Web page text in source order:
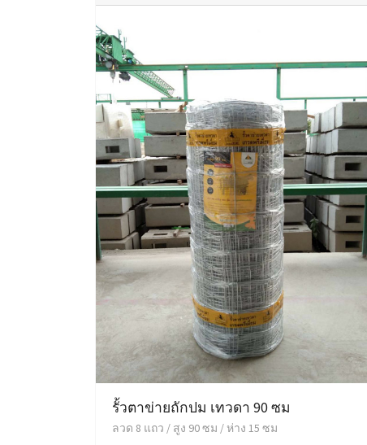
รั้วตาข่ายถักปม เทวดา 90 ซม
ลวด 8 แถว / สูง 90 ซม / ห่าง 15 ซม